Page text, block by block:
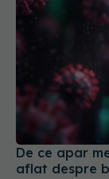
De ce apar
aflat despre